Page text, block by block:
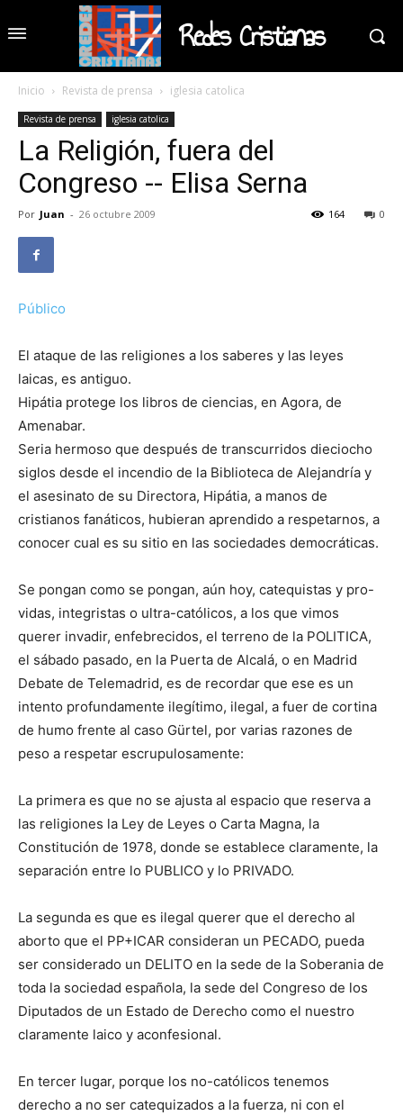
Redes Cristianas
Inicio Revista de prensa iglesia catolica
Revista de prensa iglesia catolica
La Religión, fuera del
Congreso -- Elisa Serna
Por Juan - 26 octubre 2009 0
164
Público
El ataque de las religiones a los saberes y las leyes
laicas, es antiguo.
Hipátia protege los libros de ciencias, en Agora, de
Amenabar.
Seria hermoso que después de transcurridos dieciocho
siglos desde el incendio de la Biblioteca de Alejandría y
el asesinato de su Directora, Hipátia, a manos de
cristianos fanáticos, hubieran aprendido a respetarnos, a
conocer cual es su sitio en las sociedades democráticas.
Se pongan como se pongan, aún hoy, catequistas y pro-
vidas, integristas o ultra-católicos, a los que vimos
querer invadir, enfebrecidos, el terreno de la POLITICA,
el sábado pasado, en la Puerta de Alcalá, o en Madrid
Debate de Telemadrid, es de recordar que ese es un
intento profundamente ilegítimo, ilegal, a fuer de cortina
de humo frente al caso Gürtel, por varias razones de
peso a respetar escrupulosamente:
La primera es que no se ajusta al espacio que reserva a
las religiones la Ley de Leyes o Carta Magna, la
Constitución de 1978, donde se establece claramente, la
separación entre lo PUBLICO y lo PRIVADO.
La segunda es que es ilegal querer que el derecho al
aborto que el PP+ICAR consideran un PECADO, pueda
ser considerado un DELITO en la sede de la Soberania de
toda la sociedad española, la sede del Congreso de los
Diputados de un Estado de Derecho como el nuestro
claramente laico y aconfesional.
En tercer lugar, porque los no-católicos tenemos
derecho a no ser catequizados a la fuerza, ni con el